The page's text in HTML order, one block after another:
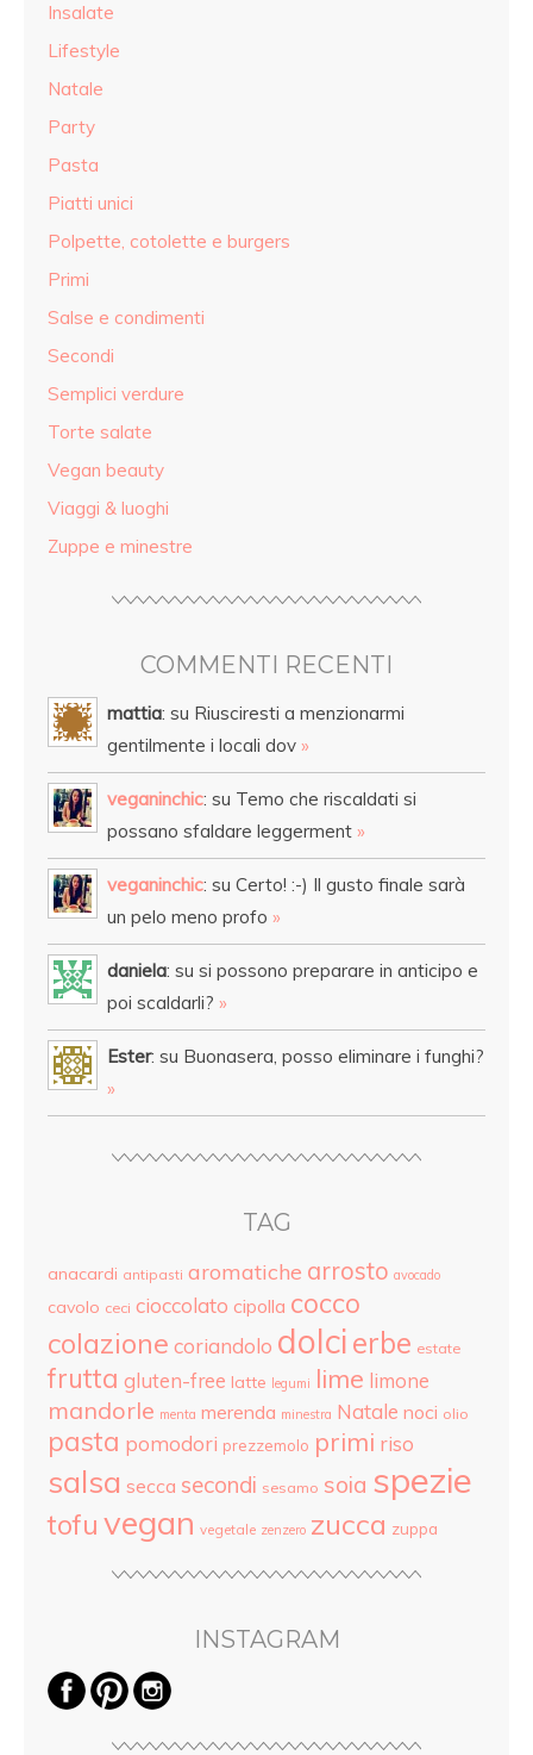
Insalate
Lifestyle
Natale
Party
Pasta
Piatti unici
Polpette, cotolette e burgers
Primi
Salse e condimenti
Secondi
Semplici verdure
Torte salate
Vegan beauty
Viaggi & luoghi
Zuppe e minestre
COMMENTI RECENTI
mattia: su Riusciresti a menzionarmi
gentilmente i locali dov »
veganinchic: su Temo che riscaldati si
possano sfaldare leggerment »
veganinchic: su Certo! :-) Il gusto finale sarà
un pelo meno profo »
daniela: su si possono preparare in anticipo e
poi scaldarli? »
Ester: su Buonasera, posso eliminare i funghi?
»
TAG
anacardi antipasti aromatiche arrosto avocado
cavolo ceci cioccolato cipolla cocco
colazione coriandolo dolci erbe estate
frutta gluten-free latte legumi lime limone
mandorle menta merenda minestra Natale noci olio
pasta pomodori prezzemolo primi riso
salsa secca secondi sesamo soia spezie
tofu vegan vegetale zenzero zucca zuppa
INSTAGRAM